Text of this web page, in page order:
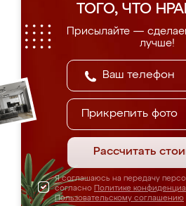
ТОГО, ЧТО
Присылайте —
лучше!
Прикрепить фото
Рассчитать
Я соглашаюсь на передачу
согласно Политике
Пользовательскому соглашению